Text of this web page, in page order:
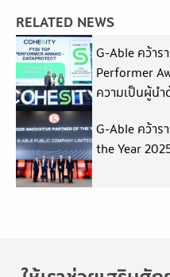
RELATED NEWS
G-Able คว้าร
Performer
ความเป็นผู้น
G-Able คว้าร
the Year